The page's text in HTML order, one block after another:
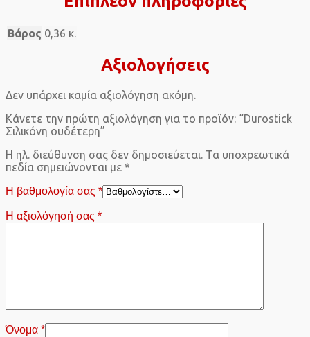
Βάρος 0,36 κ.
Αξιολογήσεις
Δεν υπάρχει καμία αξιολόγηση ακόμη.
Κάνετε την πρώτη αξιολόγηση για το προϊόν: “Durostick
Σιλικόνη ουδέτερη”
Η ηλ. διεύθυνση σας δεν δημοσιεύεται. Τα υποχρεωτικά
πεδία σημειώνονται με *
Η βαθμολογία σας *
Η αξιολόγησή σας *
Όνομα *